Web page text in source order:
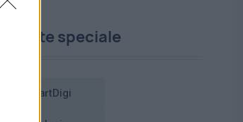
Proiecte speciale
SmartDigi